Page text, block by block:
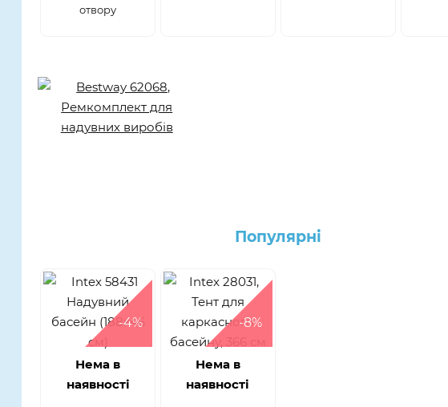
отвору
Популярнi
-4%
Нема в
наявності
-8%
Нема в
наявності